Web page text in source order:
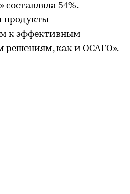
54%.
продукты
к эффективным
решениям, как и ОСАГО».